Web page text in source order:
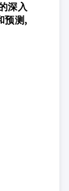
深入
预测,